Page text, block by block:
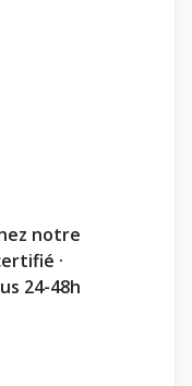
notre
·
24-48h